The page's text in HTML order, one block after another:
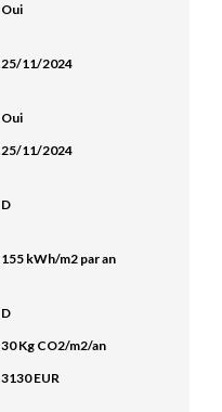
Oui
25/11/2024
Oui
25/11/2024
D
155 kWh/m2 par an
D
30 Kg CO2/m2/an
3130 EUR